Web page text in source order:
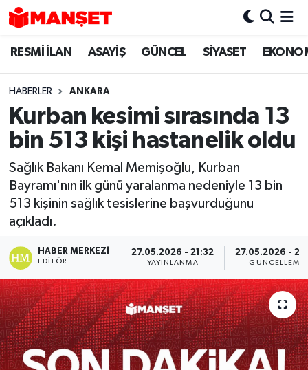
RESMİ İLAN ASAYİŞ GÜNCEL SİYASET
HABERLER ANKARA
Kurban kesimi sırasında 13
bin 513 kişi hastanelik oldu
Sağlık Bakanı Kemal Memişoğlu, Kurban
Bayramı'nın ilk günü yaralanma nedeniyle 13 bin
513 kişinin sağlık tesislerine başvurduğunu
açıkladı.
HABER MERKEZI
EDITÖR
27.05.2026 - 21:32
YAYINLANMA
27.05.2026 -
GÜNCELLEME
Hava Durumu
Trafik Durumu
Süper Lig Puan Durumu ve Fikstür
Son Dakika Haberleri
Haber Arşivi